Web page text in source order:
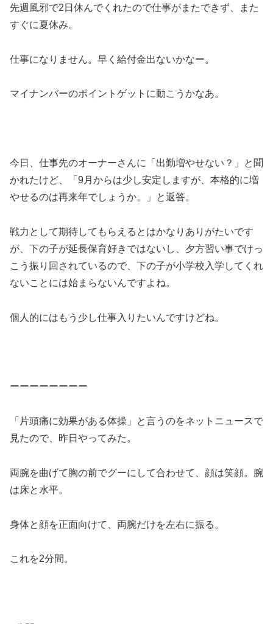
先週風邪で2日休んでくれたので仕事がまたできず、また
すぐに夏休み。
仕事になりません。早く給付金出ないかなー。
マイナンバーのポイントゲットに動こうかなあ。
今日、仕事先のオーナーさんに「出勤増やせない？」と聞
かれたけど、「9月からは少し安定しますが、本格的に増
やせるのは再来年でしょうか。」と返答。
戦力として期待してもらえるとはかなりありがたいです
が、下の子が延長保育好きではないし、夕方習い事でけっ
こう振り回されているので、下の子が小学校入学してくれ
ないことには始まらないんですよね。
個人的にはもう少し仕事入りたいんですけどね。
ーーーーーーーー
「片頭痛に効果がある体操」と言うのをネットニュースで
見たので、昨日やってみた。
両腕を曲げて胸の前でグーにして合わせて、顔は笑顔。腕
は床と水平。
身体と顔を正面向けて、両腕だけを左右に振る。
これを2分間。